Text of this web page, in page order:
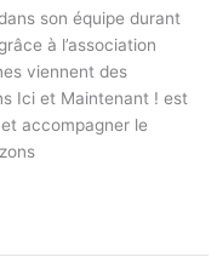
son équipe durant
à l’association
viennent des
Ici et Maintenant ! est
accompagner le